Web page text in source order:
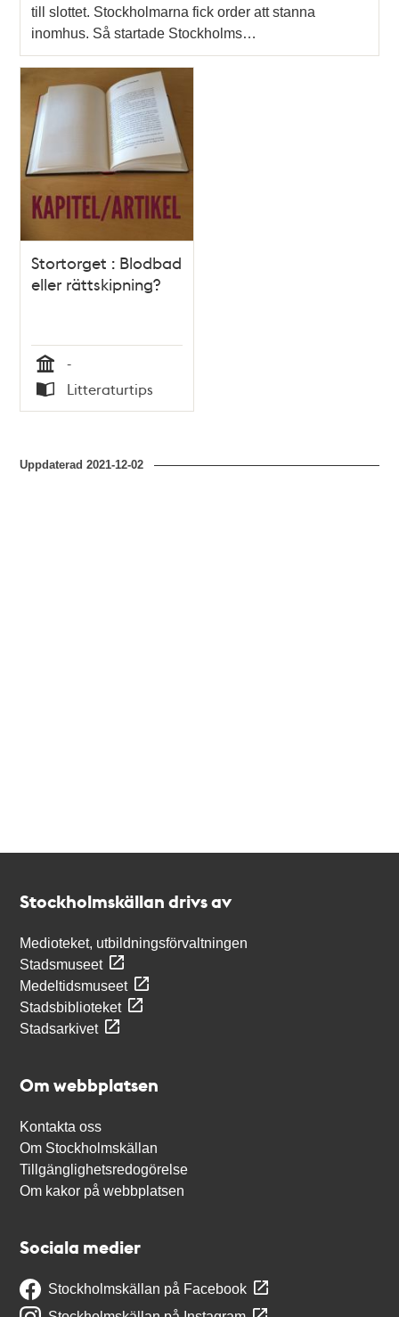
till slottet. Stockholmarna fick order att stanna
inomhus. Så startade Stockholms…
Stortorget : Blodbad
eller rättskipning?
Tid
-
Typ
Litteraturtips
Uppdaterad2021-12-02
Stockholmskällan drivs av
Medioteket, utbildningsförvaltningen
Stadsmuseet
Medeltidsmuseet
Stadsbiblioteket
Stadsarkivet
Om webbplatsen
Kontakta oss
Om Stockholmskällan
Tillgänglighetsredogörelse
Om kakor på webbplatsen
Sociala medier
Stockholmskällan på Facebook